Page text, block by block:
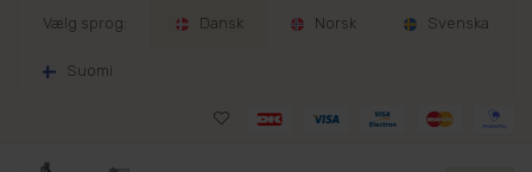
Vælg sprog: Dansk Norsk Svenska
Suomi